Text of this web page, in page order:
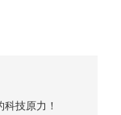
技原力！